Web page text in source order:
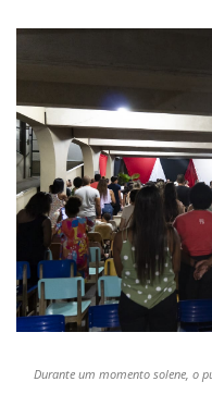
Durante um momento solene, o